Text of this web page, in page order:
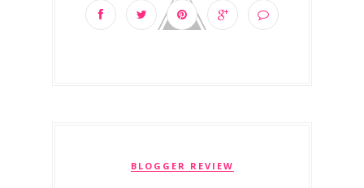
BLOGGER REVIEW